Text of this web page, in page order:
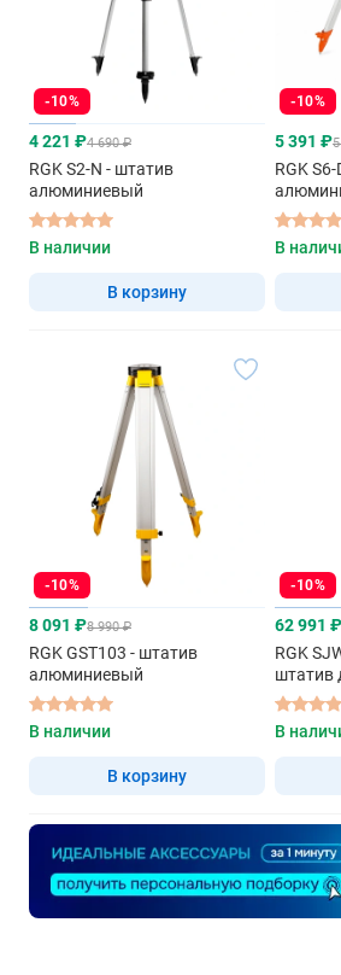
-10%
4 221 ₽4 690 ₽
RGK S2-N - штатив
алюминиевый
В наличии
В корзину
-10%
5 391 ₽
RGK
В
-10%
8 091 ₽8 990 ₽
RGK GST103 - штатив
алюминиевый
В наличии
В корзину
-10%
62 991 ₽
RGK
штатив
В